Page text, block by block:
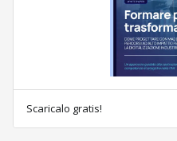
Scaricalo gratis!